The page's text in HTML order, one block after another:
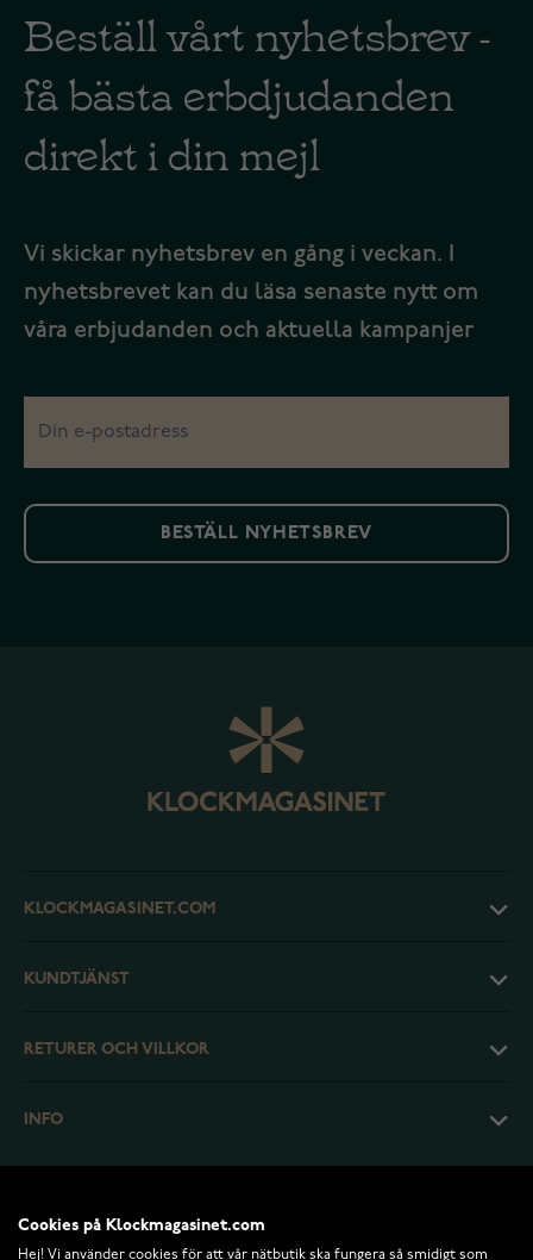
Beställ vårt nyhetsbrev -
få bästa erbdjudanden
direkt i din mejl
Vi skickar nyhetsbrev en gång i veckan. I
nyhetsbrevet kan du läsa senaste nytt om
våra erbjudanden och aktuella kampanjer
BESTÄLL NYHETSBREV
KLOCKMAGASINET.COM
KUNDTJÄNST
RETURER OCH VILLKOR
INFO
Cookies på Klockmagasinet.com
Hej! Vi använder cookies för att vår nätbutik ska fungera så smidigt som